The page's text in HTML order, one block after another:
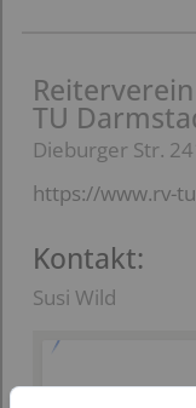
TU
Dieburger Str.
https://www.rv-
Kontakt:
Susi Wild